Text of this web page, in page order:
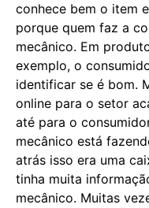
conhece bem o item
porque quem faz a
mecânico. Em
exemplo, o
identificar se é bom.
online para o setor
até para o
mecânico está
atrás isso era uma
tinha muita
mecânico. Muitas